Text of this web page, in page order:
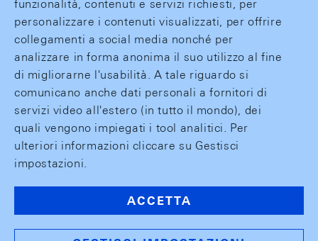
funzionalità, contenuti e servizi richiesti, per
personalizzare i contenuti visualizzati, per offrire
collegamenti a social media nonché per
analizzare in forma anonima il suo utilizzo al fine
di migliorarne l'usabilità. A tale riguardo si
comunicano anche dati personali a fornitori di
servizi video all'estero (in tutto il mondo), dei
quali vengono impiegati i tool analitici. Per
ulteriori informazioni cliccare su Gestisci
impostazioni.
ACCETTA